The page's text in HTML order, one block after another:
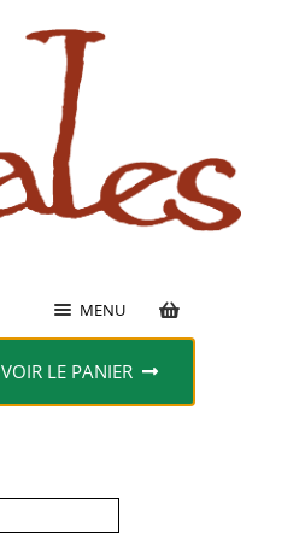
MENU
VOIR LE PANIER